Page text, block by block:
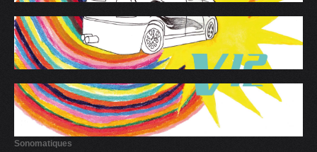
V
W
X
Z
0-9
Sonomatiques